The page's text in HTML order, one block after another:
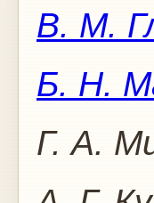
В. М.
Б. Н.
Г. А.